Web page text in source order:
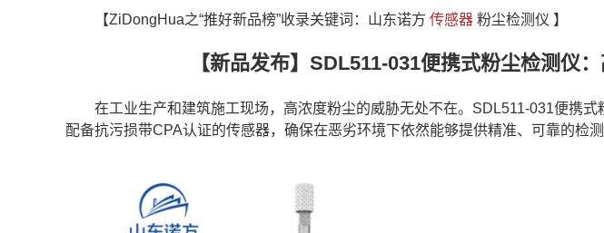
【ZiDongHua之“推好新品榜”收录关键词：山东诺方 传感器 粉尘检测仪 】
【新品发布】SDL511-031便携式粉尘检测仪：
在工业生产和建筑施工现场，高浓度粉尘的威胁无处不在。SDL511-031便携式
配备抗污损带CPA认证的传感器，确保在恶劣环境下依然能够提供精准、可靠的检